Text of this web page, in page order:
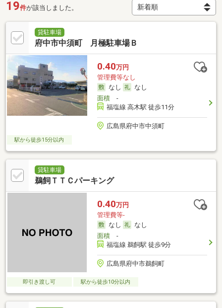
19件が該当しました。
貸駐車場
府中市中須町 月極駐車場Ｂ
0.40万円
管理費等なし
なし
なし
面積-
福塩線 高木駅 徒歩11分
広島県府中市中須町
駅から徒歩15分以内
貸駐車場
鵜飼ＴＴＣパーキング
0.40万円
管理費等-
なし
なし
面積-
福塩線 鵜飼駅 徒歩9分
広島県府中市鵜飼町
即引き渡し可 駅から徒歩10分以内